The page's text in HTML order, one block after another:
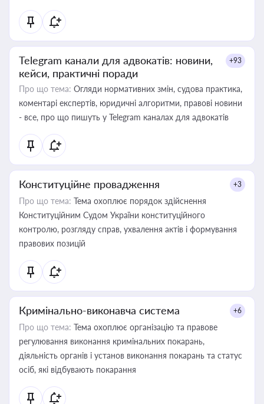
Telegram канали для адвокатів: новини,
кейси, практичні поради
+93
Про що тема: Огляди нормативних змін, судова практика,
коментарі експертів, юридичні алгоритми, правові новини
- все, про що пишуть у Telegram каналах для адвокатів
Конституційне провадження +3
Про що тема: Тема охоплює порядок здійснення
Конституційним Судом України конституційного
контролю, розгляду справ, ухвалення актів і формування
правових позицій
Кримінально-виконавча система +6
Про що тема: Тема охоплює організацію та правове
регулювання виконання кримінальних покарань,
діяльність органів і установ виконання покарань та статус
осіб, які відбувають покарання